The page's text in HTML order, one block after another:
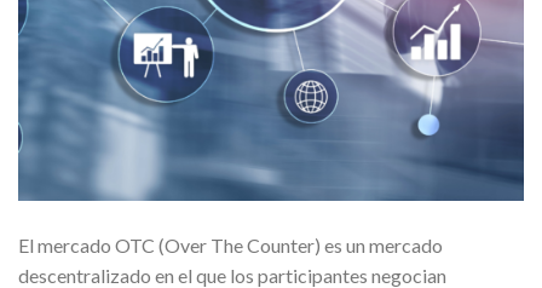
El mercado OTC (Over The Counter) es un mercado
descentralizado en el que los participantes negocian